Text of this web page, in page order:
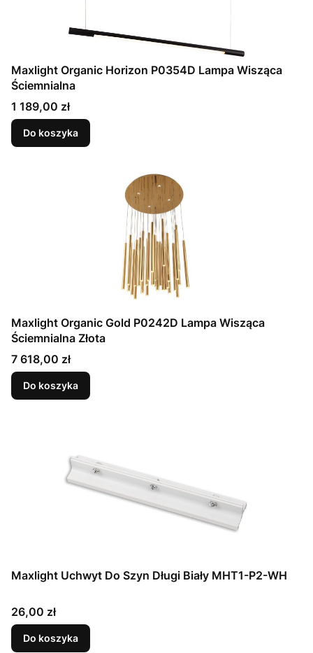
Maxlight Organic Horizon P0354D Lampa Wisząca
Ściemnialna
Cena
1 189,00 zł
Do koszyka
Maxlight Organic Gold P0242D Lampa Wisząca
Ściemnialna Złota
Cena
7 618,00 zł
Do koszyka
Maxlight Uchwyt Do Szyn Długi Biały MHT1-P2-WH
Cena
26,00 zł
Do koszyka